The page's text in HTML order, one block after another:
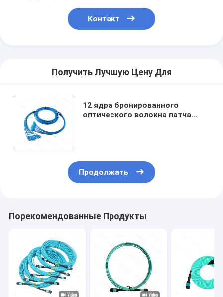
Контакт
Получить Лучшую Цену Для
12 ядра бронированного
оптического волокна патча
Продолжать
Порекомендованные Продукты